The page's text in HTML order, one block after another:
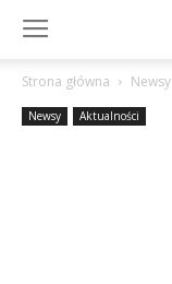
Strona główna Newsy
Newsy Aktualności